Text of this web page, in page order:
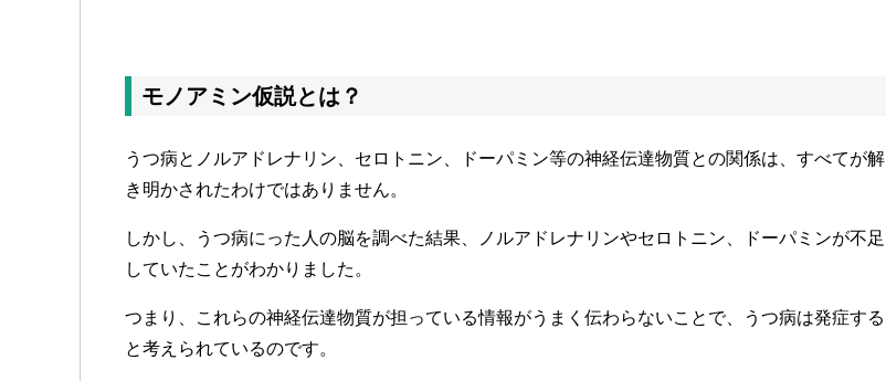
モノアミン仮説とは？
うつ病とノルアドレナリン、セロトニン、ドーパミン等の神経伝達物質との関係は、すべてが解
き明かされたわけではありません。
しかし、うつ病にった人の脳を調べた結果、ノルアドレナリンやセロトニン、ドーパミンが不足
していたことがわかりました。
つまり、これらの神経伝達物質が担っている情報がうまく伝わらないことで、うつ病は発症する
と考えられているのです。